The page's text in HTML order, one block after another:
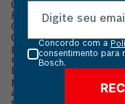
Garanta sua ferramenta
Ferramentas Manuais
Otimize seu tempo e
Catraca com bits
profissionais que
marceneiros e técnicos
Bosch elimina a
pesadas. Graças ao seu
as pontas de que
Concordo com a
consentimento para
Bosch.